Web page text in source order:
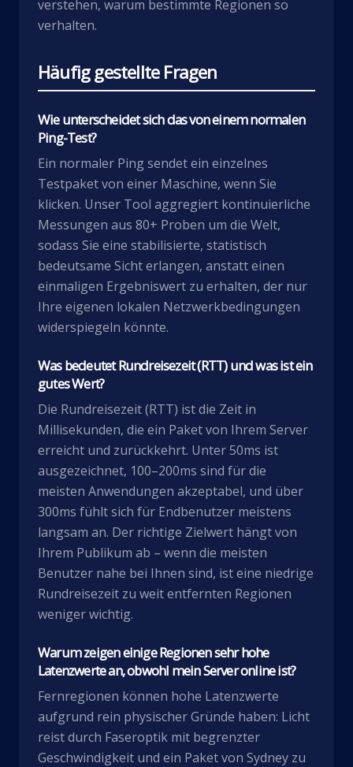
verstehen, warum bestimmte Regionen so
verhalten.
Häufig gestellte Fragen
Wie unterscheidet sich das von einem normalen
Ping-Test?
Ein normaler Ping sendet ein einzelnes
Testpaket von einer Maschine, wenn Sie
klicken. Unser Tool aggregiert kontinuierliche
Messungen aus 80+ Proben um die Welt,
sodass Sie eine stabilisierte, statistisch
bedeutsame Sicht erlangen, anstatt einen
einmaligen Ergebniswert zu erhalten, der nur
Ihre eigenen lokalen Netzwerkbedingungen
widerspiegeln könnte.
Was bedeutet Rundreisezeit (RTT) und was ist ein
gutes Wert?
Die Rundreisezeit (RTT) ist die Zeit in
Millisekunden, die ein Paket von Ihrem Server
erreicht und zurückkehrt. Unter 50ms ist
ausgezeichnet, 100–200ms sind für die
meisten Anwendungen akzeptabel, und über
300ms fühlt sich für Endbenutzer meistens
langsam an. Der richtige Zielwert hängt von
Ihrem Publikum ab – wenn die meisten
Benutzer nahe bei Ihnen sind, ist eine niedrige
Rundreisezeit zu weit entfernten Regionen
weniger wichtig.
Warum zeigen einige Regionen sehr hohe
Latenzwerte an, obwohl mein Server online ist?
Fernregionen können hohe Latenzwerte
aufgrund rein physischer Gründe haben: Licht
reist durch Faseroptik mit begrenzter
Geschwindigkeit und ein Paket von Sydney zu